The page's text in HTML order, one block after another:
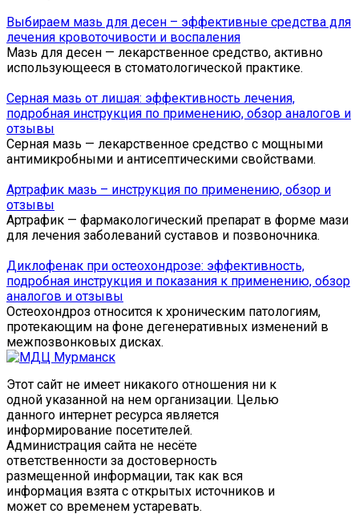
Выбираем мазь для десен – эффективные средства для
лечения кровоточивости и воспаления
Мазь для десен — лекарственное средство, активно
использующееся в стоматологической практике.
Серная мазь от лишая: эффективность лечения,
подробная инструкция по применению, обзор аналогов и
отзывы
Серная мазь — лекарственное средство с мощными
антимикробными и антисептическими свойствами.
Артрафик мазь – инструкция по применению, обзор и
отзывы
Артрафик — фармакологический препарат в форме мази
для лечения заболеваний суставов и позвоночника.
Диклофенак при остеохондрозе: эффективность,
подробная инструкция и показания к применению, обзор
аналогов и отзывы
Остеохондроз относится к хроническим патологиям,
протекающим на фоне дегенеративных изменений в
межпозвонковых дисках.
Этот сайт не имеет никакого отношения ни к
одной указанной на нем организации. Целью
данного интернет ресурса является
информирование посетителей.
Администрация сайта не несёте
ответственности за достоверность
размещенной информации, так как вся
информация взята с открытых источников и
может со временем устаревать.